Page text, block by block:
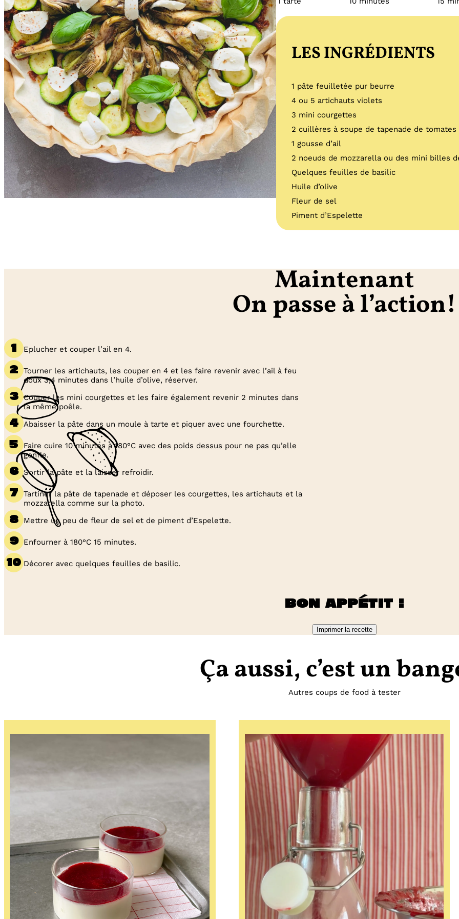
LES INGRÉDIENTS
1 pâte feuilletée pur beurre
4 ou 5 artichauts violets
3 mini courgettes
2 cuillères à soupe de tapenade de tomates
1 gousse d’ail
2 noeuds de mozzarella ou des mini billes
Quelques feuilles de basilic
Huile d’olive
Fleur de sel
Piment d’Espelette
Maintenant
On passe à l’action!
Eplucher et couper l’ail en 4.
Tourner les artichauts, les couper en 4 et les faire revenir avec l’ail à feu
doux 3,4 minutes dans l’huile d’olive, réserver.
Couper les mini courgettes et les faire également revenir 2 minutes dans
la même poêle.
Abaisser la pâte dans un moule à tarte et piquer avec une fourchette.
Faire cuire 10 minutes à 180°C avec des poids dessus pour ne pas qu’elle
gonfle.
Sortir la pâte et la laisser refroidir.
Tartiner la pâte de tapenade et déposer les courgettes, les artichauts et la
mozzarella comme sur la photo.
Mettre un peu de fleur de sel et de piment d’Espelette.
Enfourner à 180°C 15 minutes.
Décorer avec quelques feuilles de basilic.
Bon appétit !
Imprimer la recette
Ça aussi, c’est un
Autres coups de food à tester